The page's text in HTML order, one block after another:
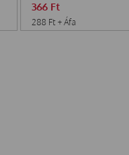
366 Ft
288 Ft + Áfa